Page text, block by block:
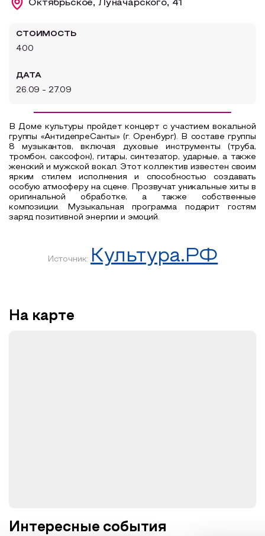
Аттестованные экскурсоводы
Все маршруты
Октябрьское, Луначарского, 41
СТОИМОСТЬ
400
ДАТА
26.09 - 27.09
В Доме культуры пройдет концерт с участием вокальной
группы «АнтидепреСанты» (г. Оренбург). В составе группы
8 музыкантов, включая духовые инструменты (труба,
тромбон, саксофон), гитары, синтезатор, ударные, а также
женский и мужской вокал. Этот коллектив известен своим
ярким стилем исполнения и способностью создавать
особую атмосферу на сцене. Прозвучат уникальные хиты в
оригинальной обработке, а также собственные
композиции. Музыкальная программа подарит гостям
заряд позитивной энергии и эмоций.
Источник: Культура.РФ
На карте
Интересные события